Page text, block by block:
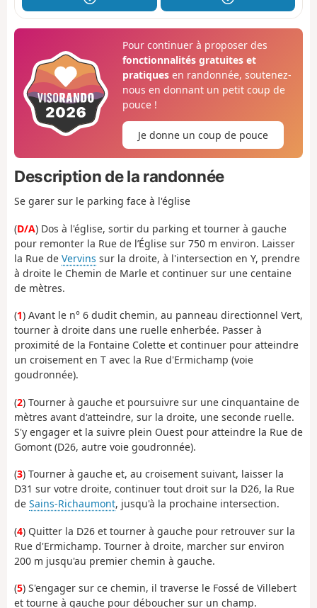
Pour continuer à proposer des
fonctionnalités gratuites et
pratiquesen randonnée, soutenez-
nous en donnant un petit coup de
pouce !
Je donne un coup de pouce
Description de la randonnée
Se garer sur le parking face à l'église
(D/A) Dos à l'église, sortir du parking et tourner à gauche
pour remonter la Rue de l’Église sur 750 m environ. Laisser
la Rue de Vervins sur la droite, à l'intersection en Y, prendre
à droite le Chemin de Marle et continuer sur une centaine
de mètres.
(1) Avant le n° 6 dudit chemin, au panneau directionnel Vert,
tourner à droite dans une ruelle enherbée. Passer à
proximité de la Fontaine Colette et continuer pour atteindre
un croisement en T avec la Rue d'Ermichamp (voie
goudronnée).
(2) Tourner à gauche et poursuivre sur une cinquantaine de
mètres avant d'atteindre, sur la droite, une seconde ruelle.
S'y engager et la suivre plein Ouest pour atteindre la Rue de
Gomont (D26, autre voie goudronnée).
(3) Tourner à gauche et, au croisement suivant, laisser la
D31 sur votre droite, continuer tout droit sur la D26, la Rue
de Sains-Richaumont, jusqu'à la prochaine intersection.
(4) Quitter la D26 et tourner à gauche pour retrouver sur la
Rue d'Ermichamp. Tourner à droite, marcher sur environ
200 m jusqu'au premier chemin à gauche.
(5) S'engager sur ce chemin, il traverse le Fossé de Villebert
et tourne à gauche pour déboucher sur un champ.